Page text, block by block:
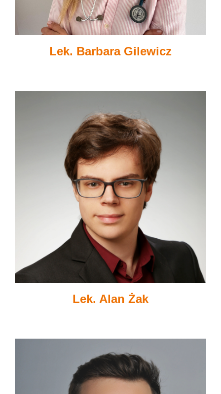
Lek. Barbara Gilewicz
Lek. Alan Żak